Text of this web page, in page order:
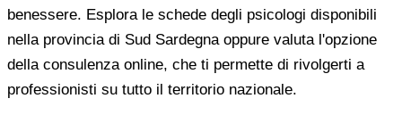
benessere. Esplora le schede degli psicologi disponibili
nella provincia di Sud Sardegna oppure valuta l'opzione
della consulenza online, che ti permette di rivolgerti a
professionisti su tutto il territorio nazionale.